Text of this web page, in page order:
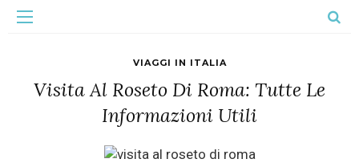
VIAGGI IN ITALIA
Visita Al Roseto Di Roma: Tutte Le
Informazioni Utili